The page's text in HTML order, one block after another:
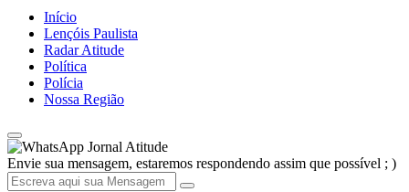
Início
Lençóis Paulista
Radar Atitude
Política
Polícia
Nossa Região
Jornal Atitude
Envie sua mensagem, estaremos respondendo assim que possível ; )